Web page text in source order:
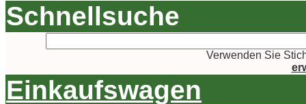
Schnellsuche
Verwenden Sie
Einkaufswagen